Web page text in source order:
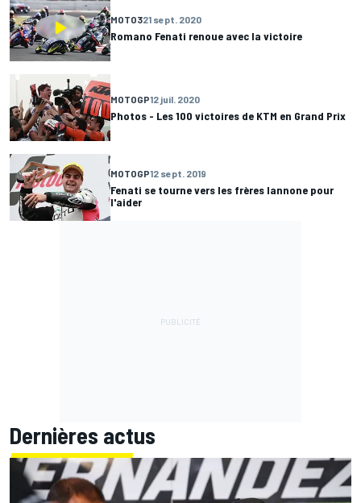
MOTO321 sept. 2020
Romano Fenati renoue avec la victoire
MOTOGP12 juil. 2020
Photos - Les 100 victoires de KTM en Grand Prix
MOTOGP12 sept. 2019
Fenati se tourne vers les frères Iannone pour
l'aider
Dernières actus